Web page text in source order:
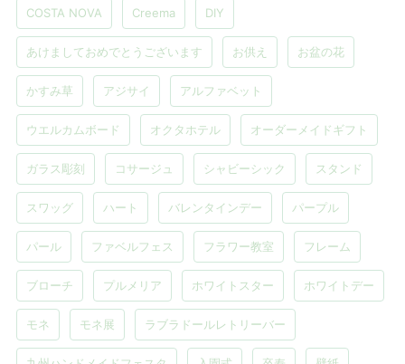
COSTA NOVA Creema DIY
あけましておめでとうございます お供え お盆の花
かすみ草 アジサイ アルファベット
ウエルカムボード オクタホテル オーダーメイドギフト
ガラス彫刻 コサージュ シャビーシック スタンド
スワッグ ハート バレンタインデー パープル
パール ファベルフェス フラワー教室 フレーム
ブローチ プルメリア ホワイトスター ホワイトデー
モネ モネ展 ラブラドールレトリーバー